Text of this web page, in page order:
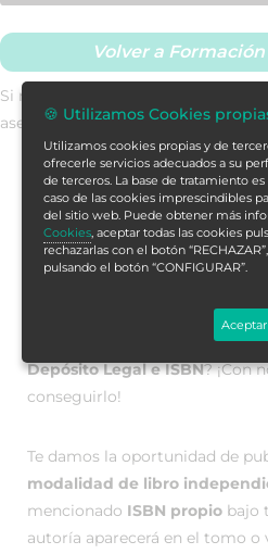
Publica con
carrera
¿Quieres publicar tu tesina?
formato libro, publicado
Depósito Legal e ISBN? ¡Con
conseguirlo!
Te damos la oportunidad de
modalidad de libro
mencionado ISBN propio bajo
autoría aparecerá en el tomo
Volver a
Si no encuentras la formación en
asesorarte.🍪 Utilizamos Cookies
Utilizamos cookies propias y de
ofrecerle servicios adecuados a su
de terceros. La base de tratamiento
caso de las cookies imprescindibles
del sitio web. Puede obtener más
Cookies , aceptar todas las cookies
rechazarlas con el botón
pulsando el botón “CONFIGURAR”.
Aceptar